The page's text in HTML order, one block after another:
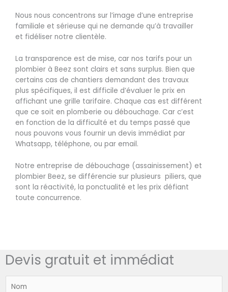
Nous nous concentrons sur l’image d’une entreprise
familiale et sérieuse qui ne demande qu’à travailler
et fidéliser notre clientèle.
La transparence est de mise, car nos tarifs pour un
plombier à Beez sont clairs et sans surplus. Bien que
certains cas de chantiers demandant des travaux
plus spécifiques, il est difficile d’évaluer le prix en
affichant une grille tarifaire. Chaque cas est différent
que ce soit en plomberie ou débouchage. Car c’est
en fonction de la difficulté et du temps passé que
nous pouvons vous fournir un devis immédiat par
Whatsapp, téléphone, ou par email.
Notre entreprise de débouchage (assainissement) et
plombier Beez, se différencie sur plusieurs piliers, que
sont la réactivité, la ponctualité et les prix défiant
toute concurrence.
Devis gratuit et immédiat